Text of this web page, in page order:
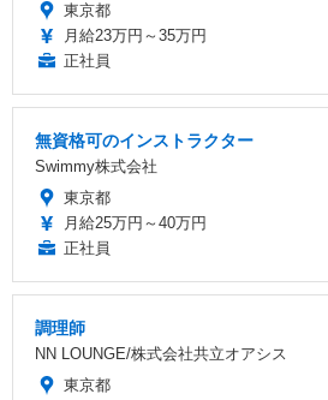
東京都
月給23万円～35万円
正社員
無資格可のインストラクター
Swimmy株式会社
東京都
月給25万円～40万円
正社員
調理師
NN LOUNGE/株式会社共立オアシス
東京都